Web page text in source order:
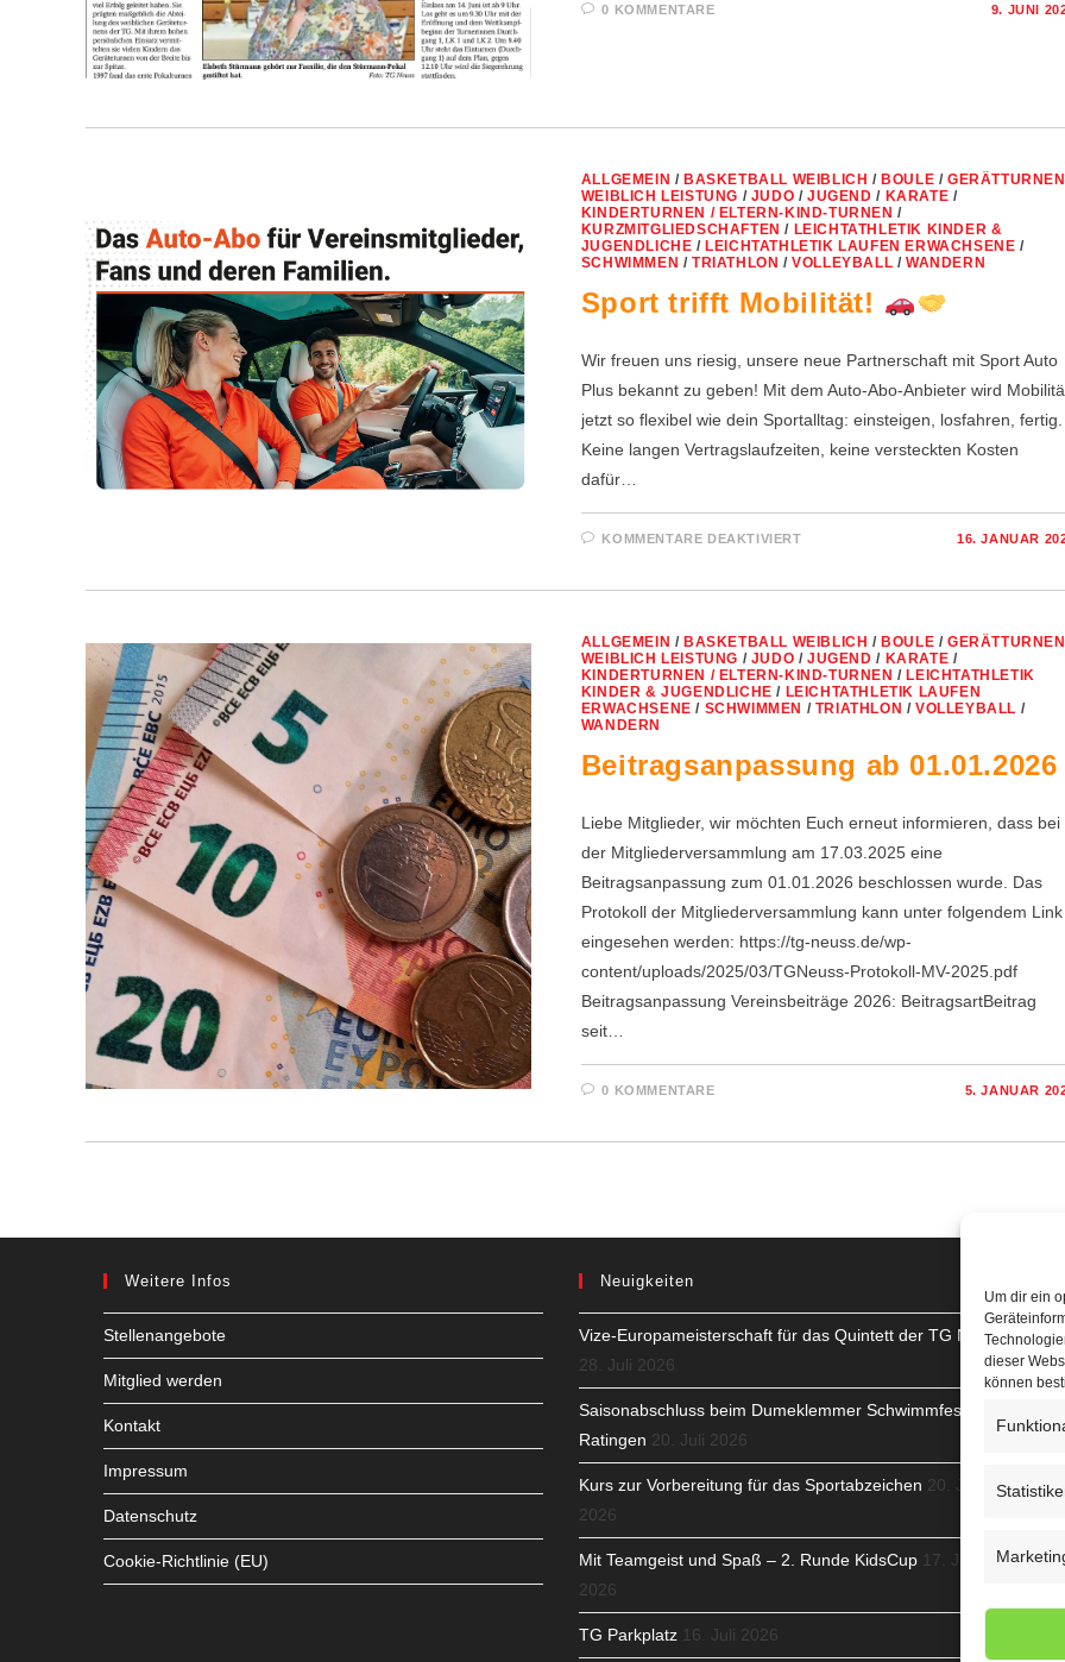
Um dir ein
dieser
können
0 KOMMENTARE 9. JUNI
ALLGEMEIN / BASKETBALL WEIBLICH / BOULE /GERÄTTURNEN
WEIBLICH LEISTUNG / JUDO /JUGEND / KARATE /
KINDERTURNEN / ELTERN-KIND-TURNEN /
KURZMITGLIEDSCHAFTEN / LEICHTATHLETIK KINDER &
JUGENDLICHE / LEICHTATHLETIK LAUFEN ERWACHSENE /
SCHWIMMEN /TRIATHLON /VOLLEYBALL /WANDERN
Sport trifft Mobilität!
Wir freuen uns riesig, unsere neue Partnerschaft mit Sport Auto
Plus bekannt zu geben! Mit dem Auto-Abo-Anbieter wird
jetzt so flexibel wie dein Sportalltag: einsteigen, losfahren, fertig.
Keine langen Vertragslaufzeiten, keine versteckten Kosten
dafür…
KOMMENTARE DEAKTIVIERTFÜR
16. JANUAR
ALLGEMEIN / BASKETBALL WEIBLICH / BOULE /GERÄTTURNEN
WEIBLICH LEISTUNG / JUDO /JUGEND / KARATE /
KINDERTURNEN / ELTERN-KIND-TURNEN / LEICHTATHLETIK
KINDER & JUGENDLICHE / LEICHTATHLETIK LAUFEN
ERWACHSENE / SCHWIMMEN / TRIATHLON /VOLLEYBALL /
WANDERN
Beitragsanpassung ab 01.01.2026
Liebe Mitglieder, wir möchten Euch erneut informieren, dass bei
der Mitgliederversammlung am 17.03.2025 eine
Beitragsanpassung zum 01.01.2026 beschlossen wurde. Das
Protokoll der Mitgliederversammlung kann unter folgendem Link
eingesehen werden: https://tg-neuss.de/wp-
content/uploads/2025/03/TGNeuss-Protokoll-MV-2025.pdf
Beitragsanpassung Vereinsbeiträge 2026: BeitragsartBeitrag
seit…
0 KOMMENTARE 5. JANUAR
Weitere Infos
Stellenangebote
Mitglied werden
Kontakt
Impressum
Datenschutz
Cookie-Richtlinie (EU)
Neuigkeiten
Vize-Europameisterschaft für das Quintett der TG Neuss
28. Juli 2026
Saisonabschluss beim Dumeklemmer Schwimmfest in
Ratingen 20. Juli 2026
Kurs zur Vorbereitung für das Sportabzeichen 20. Juli
2026
Mit Teamgeist und Spaß – 2. Runde KidsCup 17. Juli
2026
TG Parkplatz 16. Juli 2026